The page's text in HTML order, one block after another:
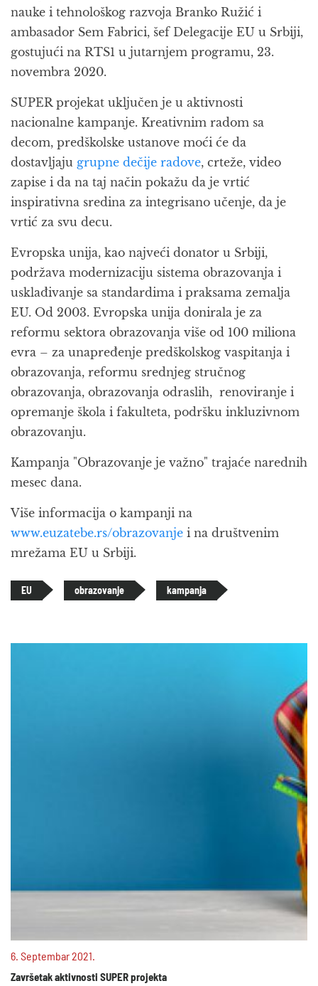
nauke i tehnološkog razvoja Branko Ružić i
ambasador Sem Fabrici, šef Delegacije EU u Srbiji,
gostujući na RTS1 u jutarnjem programu, 23.
novembra 2020.
SUPER projekat uključen je u aktivnosti
nacionalne kampanje. Kreativnim radom sa
decom, predškolske ustanove moći će da
dostavljaju grupne dečije radove, crteže, video
zapise i da na taj način pokažu da je vrtić
inspirativna sredina za integrisano učenje, da je
vrtić za svu decu.
Evropska unija, kao najveći donator u Srbiji,
podržava modernizaciju sistema obrazovanja i
usklađivanje sa standardima i praksama zemalja
EU. Od 2003. Evropska unija donirala je za
reformu sektora obrazovanja više od 100 miliona
evra – za unapređenje predškolskog vaspitanja i
obrazovanja, reformu srednjeg stručnog
obrazovanja, obrazovanja odraslih, renoviranje i
opremanje škola i fakulteta, podršku inkluzivnom
obrazovanju.
Kampanja "Obrazovanje je važno" trajaće narednih
mesec dana.
Više informacija o kampanji na
www.euzatebe.rs/obrazovanje i na društvenim
mrežama EU u Srbiji.
EU obrazovanje kampanja
6. Septembar 2021.
Završetak aktivnosti SUPER projekta